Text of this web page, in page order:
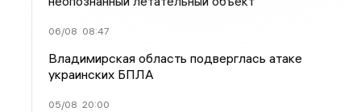
06/08 08:47
Владимирская область подверглась атаке
украинских БПЛА
05/08 20:00